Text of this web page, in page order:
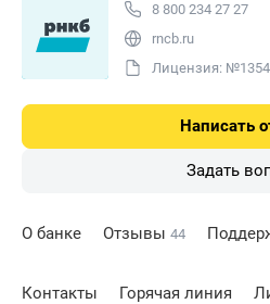
8 800 234 27 27
rncb.ru
Лицензия: №1354
Написать
Задать
О банке Отзывы 44
Контакты Горячая линия